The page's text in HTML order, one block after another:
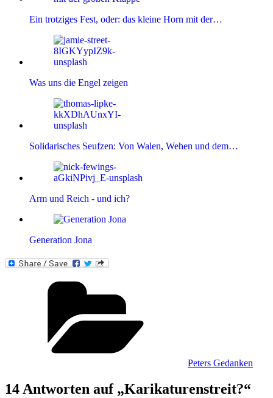
Ein trotziges Fest, oder: das kleine Horn mit der…
Was uns die Engel zeigen
Solidarisches Seufzen: Von Walen, Wehen und dem…
Arm und Reich - und ich?
Generation Jona
Peters Gedanken
14 Antworten auf „Karikaturenstreit?“